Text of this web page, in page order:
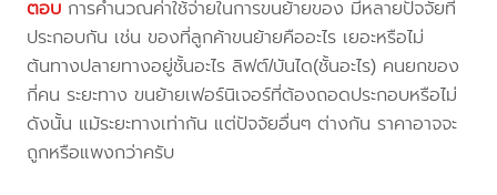
ตอบ การคำนวณค่าใช้จ่ายในการขนย้ายของ มีหลายปัจจัยที่
ประกอบกัน เช่น ของที่ลูกค้าขนย้ายคืออะไร เยอะหรือไม่
ต้นทางปลายทางอยู่ชั้นอะไร ลิฟต์/บันได(ชั้นอะไร) คนยกของ
กี่คน ระยะทาง ขนย้ายเฟอร์นิเจอร์ที่ต้องถอดประกอบหรือไม่
ดังนั้น แม้ระยะทางเท่ากัน แต่ปัจจัยอื่นๆ ต่างกัน ราคาอาจจะ
ถูกหรือแพงกว่าครับ